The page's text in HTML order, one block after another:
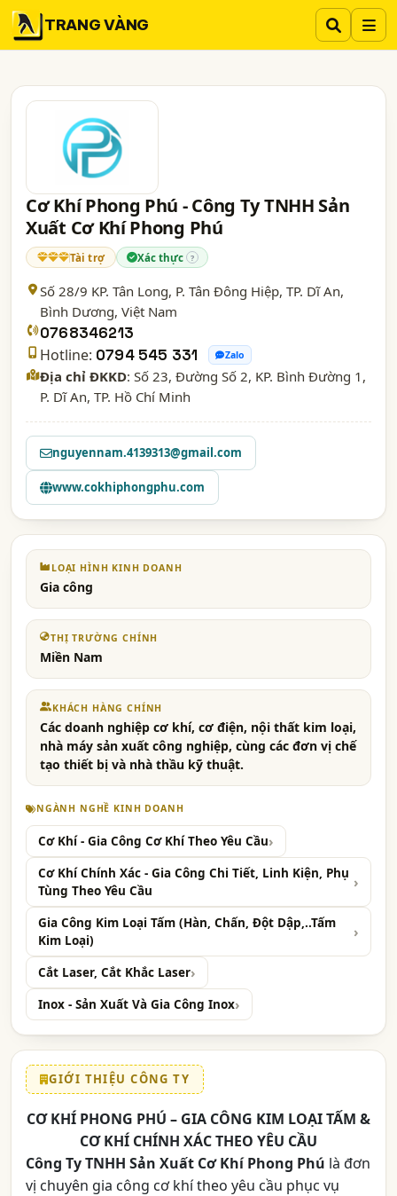
TRANG VÀNG
Cơ Khí Phong Phú - Công Ty TNHH Sản
Xuất Cơ Khí Phong Phú
Tài trợ Xác thực ?
Số 28/9 KP. Tân Long, P. Tân Đông Hiệp, TP. Dĩ An,
Bình Dương, Việt Nam
0768346213
Hotline: 0794 545 331 Zalo
Địa chỉ ĐKKD: Số 23, Đường Số 2, KP. Bình Đường 1,
P. Dĩ An, TP. Hồ Chí Minh
nguyennam.4139313@gmail.com
www.cokhiphongphu.com
LOẠI HÌNH KINH DOANH
Gia công
THỊ TRƯỜNG CHÍNH
Miền Nam
KHÁCH HÀNG CHÍNH
Các doanh nghiệp cơ khí, cơ điện, nội thất kim loại,
nhà máy sản xuất công nghiệp, cùng các đơn vị chế
tạo thiết bị và nhà thầu kỹ thuật.
NGÀNH NGHỀ KINH DOANH
Cơ Khí - Gia Công Cơ Khí Theo Yêu Cầu
Cơ Khí Chính Xác - Gia Công Chi Tiết, Linh Kiện, Phụ
Tùng Theo Yêu Cầu
Gia Công Kim Loại Tấm (Hàn, Chấn, Đột Dập,..Tấm
Kim Loại)
Cắt Laser, Cắt Khắc Laser
Inox - Sản Xuất Và Gia Công Inox
GIỚI THIỆU CÔNG TY
CƠ KHÍ PHONG PHÚ – GIA CÔNG KIM LOẠI TẤM &
CƠ KHÍ CHÍNH XÁC THEO YÊU CẦU
Công Ty TNHH Sản Xuất Cơ Khí Phong Phú là đơn
vị chuyên gia công cơ khí theo yêu cầu phục vụ